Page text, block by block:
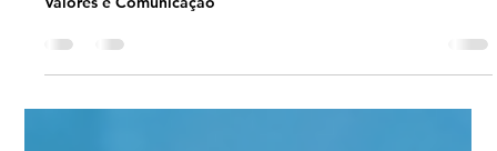
Gestão Ágil DOM 05.07.26 07h31
Valores e Comunicação